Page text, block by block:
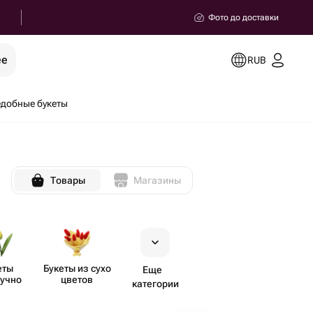
Фото до доставки
RUB
букеты
Товары Магазины
Букеты из сухо​
цветов
Еще
категории